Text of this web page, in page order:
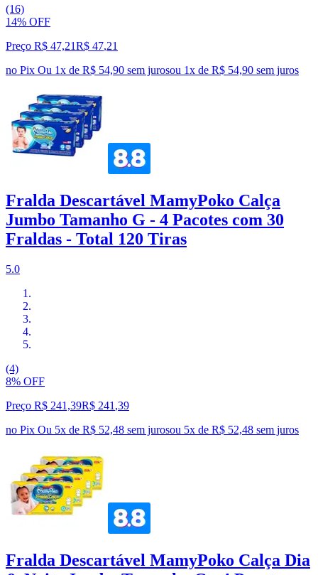
(16)
14% OFF
Preço R$ 47,21R$ 47,21
no Pix Ou 1x de R$ 54,90 sem jurosou 1x de R$ 54,90 sem juros
Fralda Descartável MamyPoko Calça
Jumbo Tamanho G - 4 Pacotes com 30
Fraldas - Total 120 Tiras
5.0
(4)
8% OFF
Preço R$ 241,39R$ 241 ,39
no Pix Ou 5x de R$ 52,48 sem jurosou 5x de R$ 52,48 sem juros
Fralda Descartável MamyPoko Calça Dia